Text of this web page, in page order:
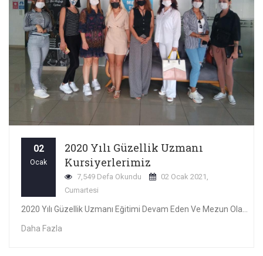
02
Ocak
2020 Yılı Güzellik Uzmanı
Kursiyerlerimiz
7,549 Defa Okundu
02 Ocak 2021,
Cumartesi
2020 Yılı Güzellik Uzmanı Eğitimi Devam Eden Ve Mezun Olan Güzellik Uzmanı Kursiyerlerimizden Kareler
Daha Fazla